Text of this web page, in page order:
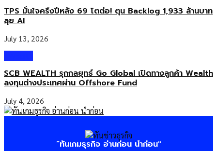
TPS มั่นใจครึ่งปีหลัง 69 โตต่อ! ตุน Backlog 1,933 ล้านบาท
ลุย AI
July 13, 2026
SCB WEALTH รุกกลยุทธ์ Go Global เปิดทางลูกค้า Wealth
ลงทุนต่างประเทศผ่าน Offshore Fund
July 4, 2026
“ทันเกมธุรกิจ อ่านก่อน นำก่อน"